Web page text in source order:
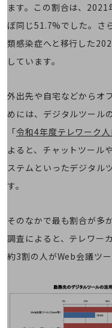
観光
教育
小売業
キーワードで探す
モバイルTOP
法人向けスマホ・携帯に関する、
おすすめの機種、料金やサービ
タフネススマートフォン
ドコモケータイ
5G対応ホームルーター
ます。この割合は、
ぼ同じ51.7%でした。さ
類感染症へと移行した
しています。
外出先や自宅などからオ
めには、デジタルツール
「令和4年度テレワーク
よると、チャットツール
ステムといったデジタル
す。
そのなかで最も割合が多
調査によると、テレワー
約3割の人がWeb会議ツー